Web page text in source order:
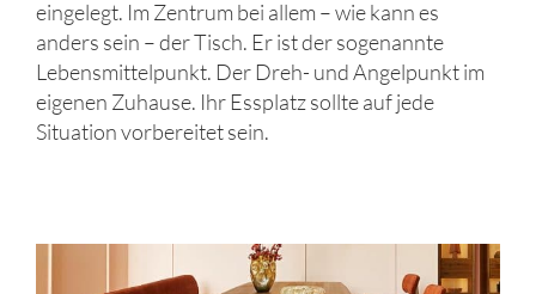
eingelegt. Im Zentrum bei allem – wie kann es
anders sein – der Tisch. Er ist der sogenannte
Lebensmittelpunkt. Der Dreh- und Angelpunkt im
eigenen Zuhause. Ihr Essplatz sollte auf jede
Situation vorbereitet sein.